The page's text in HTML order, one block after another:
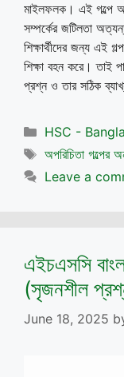
মাইলফলক। এই গল্পে
সম্পর্কের জটিলতা
শিক্ষার্থীদের জন্য এই
শিক্ষা বহন করে। তাই
প্রশ্ন ও তার সঠিক
Categories
HSC -
Tags
অপরিচিতা গল্পের
Leave a
এইচএসসি
(সৃজনশীল
June 18, 2025